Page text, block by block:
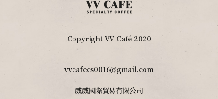
Copyright VV Café 2020
vvcafecs0016@gmail.com
威威國際貿易有限公司